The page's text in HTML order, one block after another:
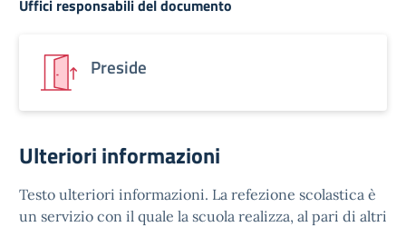
Uffici responsabili del documento
Preside
Ulteriori informazioni
Testo ulteriori informazioni. La refezione scolastica è
un servizio con il quale la scuola realizza, al pari di altri